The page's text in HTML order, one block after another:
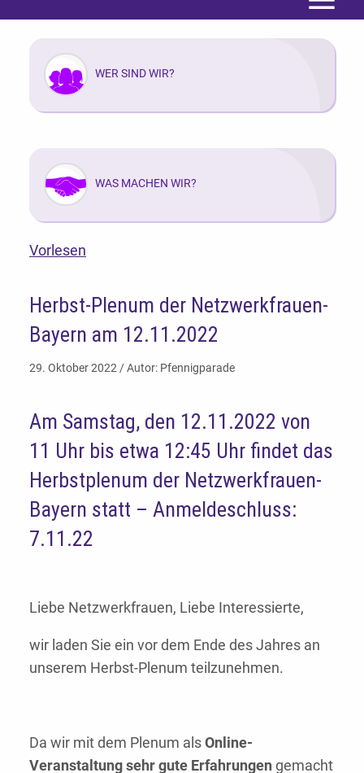
Menü
WER SIND WIR?
WAS MACHEN WIR?
Vorlesen
Herbst-Plenum der Netzwerkfrauen-
Bayern am 12.11.2022
29. Oktober 2022 / Autor: Pfennigparade
Am Samstag, den 12.11.2022 von
11 Uhr bis etwa 12:45 Uhr findet das
Herbstplenum der Netzwerkfrauen-
Bayern statt – Anmeldeschluss:
7.11.22
Liebe Netzwerkfrauen, Liebe Interessierte,
wir laden Sie ein vor dem Ende des Jahres an
unserem Herbst-Plenum teilzunehmen.
Da wir mit dem Plenum alsOnline-
Veranstaltung sehr gute Erfahrungen gemacht